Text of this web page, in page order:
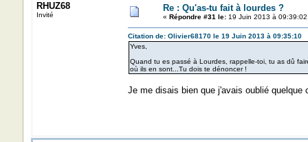
RHUZ68
Invité
Re : Qu'as-tu fait à lourdes ?
« Répondre #31 le:19 Juin 2013 à 09:39:02
Citation de: Olivier68170 le 19 Juin 2013 à 09:35:10
Yves,
Quand tu es passé à Lourdes, rappelle-toi, tu as dû
où ils en sont...Tu dois te dénoncer !
Je me disais bien que j'avais oublié quelque